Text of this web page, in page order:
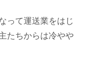
って運送業をはじ
主たちからは冷